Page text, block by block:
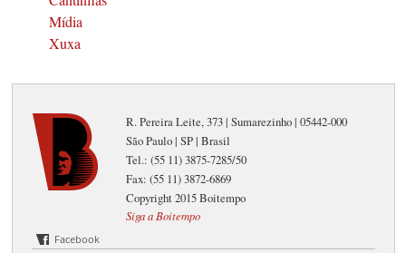
Mídia
Xuxa
R. Pereira Leite, 373 | Sumarezinho | 05442-000
São Paulo | SP | Brasil
Tel.: (55 11) 3875-7285/50
Fax: (55 11) 3872-6869
Copyright 2015 Boitempo
Siga a Boitempo
Facebook